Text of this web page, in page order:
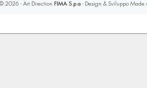
2026 - Art Direction FIMA S.p.a - Design & Sviluppo Made